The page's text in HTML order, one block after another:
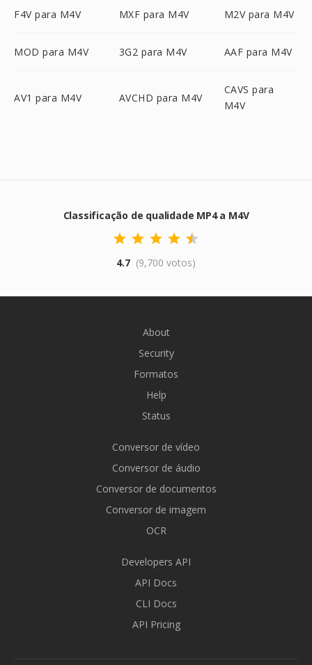
F4V para M4V MXF para M4V M2V para M4V
MOD para M4V 3G2 para M4V AAF para M4V
AV1 para M4V AVCHD para M4V
CAVS para
M4V
Classificação de qualidade MP4 a M4V
4.7 (9,700 votos)
About
Security
Formatos
Help
Status
Conversor de vídeo
Conversor de áudio
Conversor de documentos
Conversor de imagem
OCR
Developers API
API Docs
CLI Docs
API Pricing